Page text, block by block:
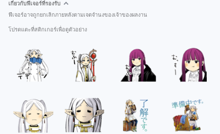
เกี่ยวกับฟีเจอร์ที่รองรับ
ฟีเจอร์อาจถูกยกเลิกภายหลังตามเจตจำนงของเจ้าของผลงาน
โปรดแตะที่สติกเกอร์เพื่อดูตัวอย่าง